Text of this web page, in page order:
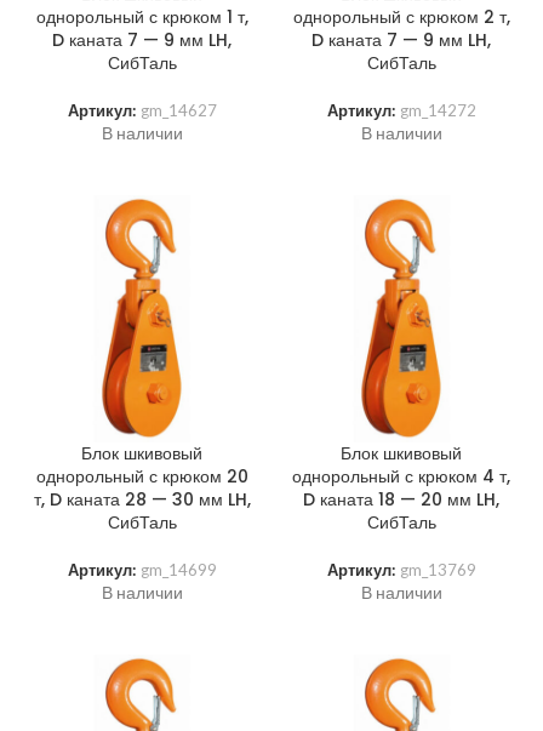
однорольный с крюком 1 т,
D каната 7 — 9 мм LH,
СибТаль
Артикул: gm_14627
В наличии
однорольный с крюком 2 т,
D каната 7 — 9 мм LH,
СибТаль
Артикул: gm_14272
В наличии
Блок шкивовый
однорольный с крюком 20
т, D каната 28 — 30 мм LH,
СибТаль
Артикул: gm_14699
В наличии
Блок шкивовый
однорольный с крюком 4 т,
D каната 18 — 20 мм LH,
СибТаль
Артикул: gm_13769
В наличии